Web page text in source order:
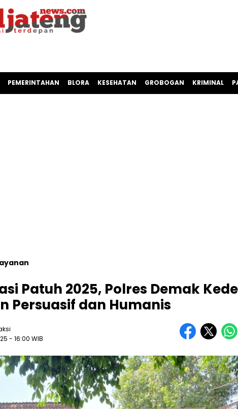
PEMERINTAHAN BLORA KESEHATAN GROBOGAN KRIMINAL
Patuh 2025, Polres Demak
Persuasif dan Humanis
- 16:00 WIB